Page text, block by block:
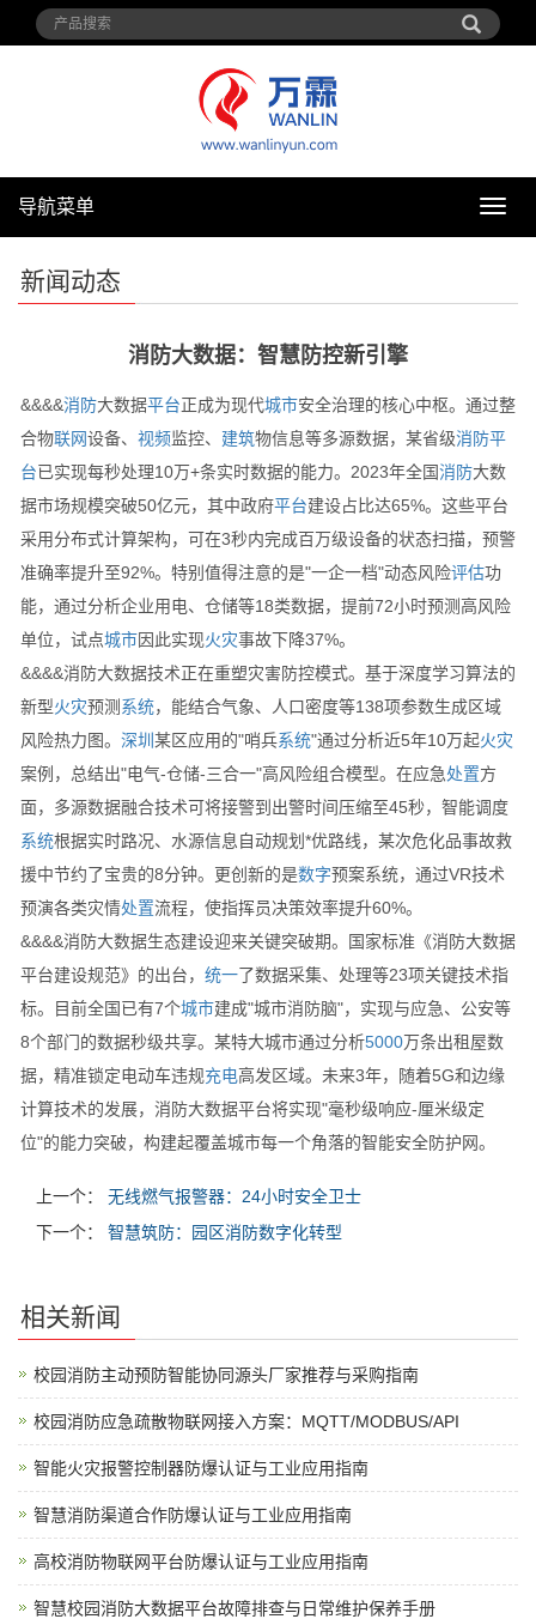
导
导航菜单
新闻动态
消防大数据：智慧防控新引擎
&&&&消防大数据平台正成为现代城市安全治理的核心中枢。通过整
合物联网设备、 视频监控、 建筑物信息等多源数据，某省级消防平
台已实现每秒处理10万+条实时数据的能力。2023年全国消防大数
据市场规模突破50亿元，其中政府平台建设占比达65%。这些平台
采用分布式计算架构，可在3秒内完成百万级设备的状态扫描，预警
准确率提升至92%。特别值得注意的是"一企一档"动态风险评估功
能，通过分析企业用电、仓储等18类数据，提前72小时预测高风险
单位，试点城市因此实现火灾事故下降37%。
&&&&消防大数据技术正在重塑灾害防控模式。基于深度学习算法的
新型火灾预测 系统，能结合气象、人口密度等138项参数生成区域
风险热力图。 深圳 某区应用的"哨兵系统"通过分析近5年10万起火灾
案例，总结出"电气-仓储-三合一"高风险组合模型。在应急处置方
面，多源数据融合技术可将接警到出警时间压缩至45秒，智能调度
系统根据实时路况、水源信息自动规划*优路线，某次危化品事故救
援中节约了宝贵的8分钟。更创新的是数字预案系统，通过VR技术
预演各类灾情处置流程，使指挥员决策效率提升60%。
&&&&消防大数据生态建设迎来关键突破期。国家标准《消防大数据
平台建设规范》的出台， 统一了数据采集、处理等23项关键技术指
标。目前全国已有7个城市建成"城市消防脑"，实现与应急、公安等
8个部门的数据秒级共享。某特大城市通过分析5000万条出租屋数
据，精准锁定电动车违规充电高发区域。未来3年，随着5G和边缘
计算技术的发展，消防大数据平台将实现"毫秒级响应-厘米级定
位"的能力突破，构建起覆盖城市每一个角落的智能安全防护网。
上一个：
无线燃气报警器：24小时安全卫士
下一个：
智慧筑防：园区消防数字化转型
相关新闻
校园消防主动预防智能协同源头厂家推荐与采购指南
校园消防应急疏散物联网接入方案：MQTT/MODBUS/API
智能火灾报警控制器防爆认证与工业应用指南
智慧消防渠道合作防爆认证与工业应用指南
高校消防物联网平台防爆认证与工业应用指南
智慧校园消防大数据平台故障排查与日常维护保养手册